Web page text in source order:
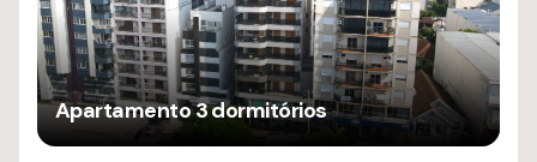
Apartamento 3 dormitórios